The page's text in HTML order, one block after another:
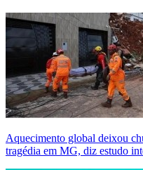
Aquecimento global deixou
tragédia em MG, diz estudo